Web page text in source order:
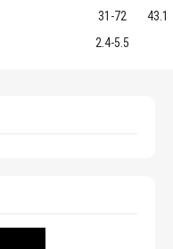
31-72
43.1
2.4-5.5